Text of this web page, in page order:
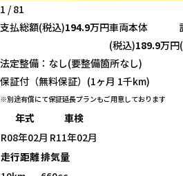
1 / 81
支払総額(税込)194.9万円車両本体
(税込)189.9万円
法定整備：なし(要整備箇所なし)
保証付（無料保証）(1ヶ月 1千km)
別途有償にて保証延長プランもご用意しております
年式
車検
R08年02月 R11年02月
走行距離排気量